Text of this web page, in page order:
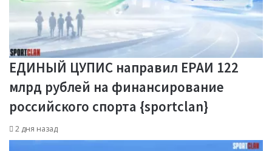
ЕДИНЫЙ ЦУПИС направил ЕРАИ 122
млрд рублей на финансирование
российского спорта {sportclan}
2 дня назад